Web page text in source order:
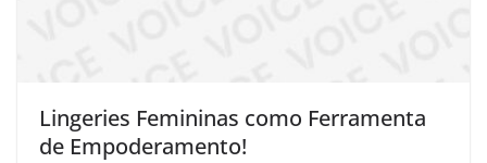
Lingeries Femininas como Ferramenta
de Empoderamento!